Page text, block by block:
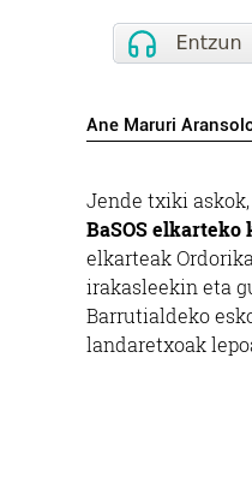
Ane Maruri
Jende txiki
BaSOS elkarteko
elkarteak
irakasleekin eta
Barrutialdeko
landaretxoak